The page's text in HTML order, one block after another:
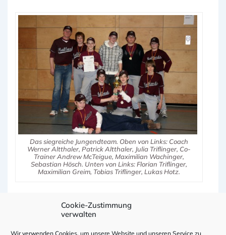
Cookie-Zustimmung
verwalten
Wir verwenden Cookies, um unsere Website und unseren Service zu
Das siegreiche Jungendteam. Oben von Links: Coach
Werner Altthaler, Patrick Altthaler, Julia Triflinger, Co-
Trainer Andrew McTeigue, Maximilian Wachinger,
Sebastian Hösch. Unten von Links: Florian Triflinger,
Maximilian Greim, Tobias Triflinger, Lukas Hotz.